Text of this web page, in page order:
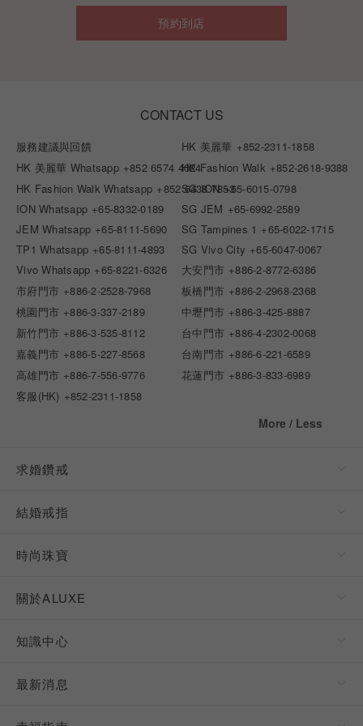
預約到店
CONTACT US
服務建議與回饋 HK 美麗華 +852-2311-1858
HK 美麗華 Whatsapp +852 6574 4024HK Fashion Walk +852-2618-9388
HK Fashion Walk Whatsapp +852 6438 7853
SG ION +65-6015-0798
ION Whatsapp +65-8332-0189 SG JEM +65-6992-2589
JEM Whatsapp +65-8111-5690 SG Tampines 1 +65-6022-1715
TP1 Whatsapp +65-8111-4893 SG Vivo City +65-6047-0067
Vivo Whatsapp +65-8221-6326 大安門市 +886-2-8772-6386
市府門市 +886-2-2528-7968 板橋門市 +886-2-2968-2368
桃園門市 +886-3-337-2189 中壢門市 +886-3-425-8887
新竹門市 +886-3-535-8112 台中門市 +886-4-2302-0068
嘉義門市 +886-5-227-8568 台南門市 +886-6-221-6589
高雄門市 +886-7-556-9776 花蓮門市 +886-3-833-6989
客服(HK) +852-2311-1858
More / Less
求婚鑽戒
結婚戒指
時尚珠寶
關於ALUXE
知識中心
最新消息